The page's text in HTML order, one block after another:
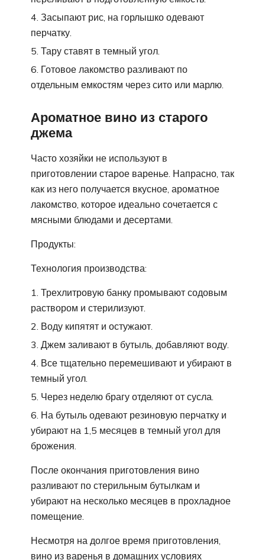
Засыпают рис, на горлышко одевают
перчатку.
Тару ставят в темный угол.
Готовое лакомство разливают по
отдельным емкостям через сито или марлю.
Ароматное вино из старого
джема
Часто хозяйки не используют в
приготовлении старое варенье. Напрасно, так
как из него получается вкусное, ароматное
лакомство, которое идеально сочетается с
мясными блюдами и десертами.
Продукты:
Технология производства:
Трехлитровую банку промывают содовым
раствором и стерилизуют.
Воду кипятят и остужают.
Джем заливают в бутыль, добавляют воду.
Все тщательно перемешивают и убирают в
темный угол.
Через неделю брагу отделяют от сусла.
На бутыль одевают резиновую перчатку и
убирают на 1,5 месяцев в темный угол для
брожения.
После окончания приготовления вино
разливают по стерильным бутылкам и
убирают на несколько месяцев в прохладное
помещение.
Несмотря на долгое время приготовления,
вино из варенья в домашних условиях